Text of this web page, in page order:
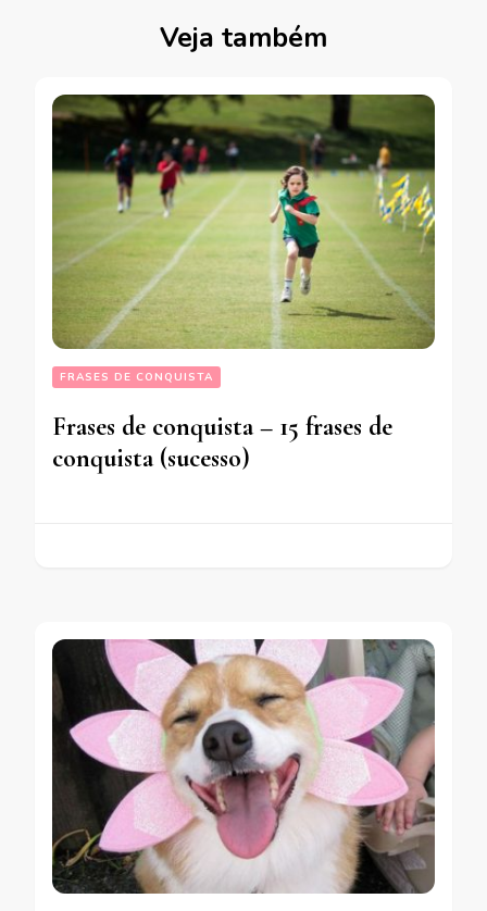
Veja também
FRASES DE CONQUISTA
Frases de conquista – 15 frases de
conquista (sucesso)